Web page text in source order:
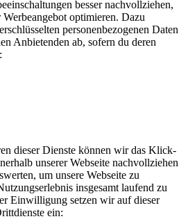
besser nachvollziehen,
Werbeangebot optimieren. Dazu
personenbezogenen Daten
Anbietenden ab, sofern du deren
dieser Dienste können wir das Klick-
unserer Webseite nachvollziehen
um unsere Webseite zu
insgesamt laufend zu
Einwilligung setzen wir auf dieser
ein: